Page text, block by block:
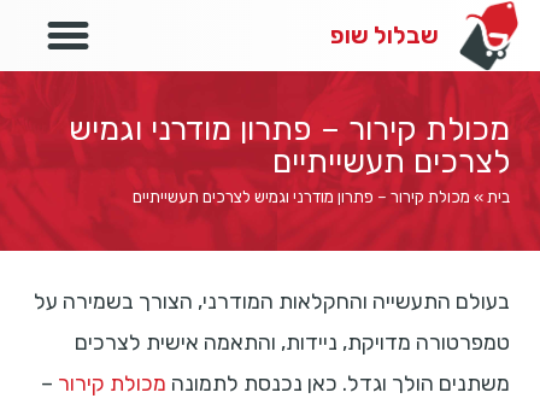
שבלול שופ
מכולת קירור – פתרון מודרני וגמיש
לצרכים תעשייתיים
בית» מכולת קירור – פתרון מודרני וגמיש לצרכים תעשייתיים
בעולם התעשייה והחקלאות המודרני, הצורך בשמירה על
טמפרטורה מדויקת, ניידות, והתאמה אישית לצרכים
משתנים הולך וגדל. כאן נכנסת לתמונה מכולת קירור –